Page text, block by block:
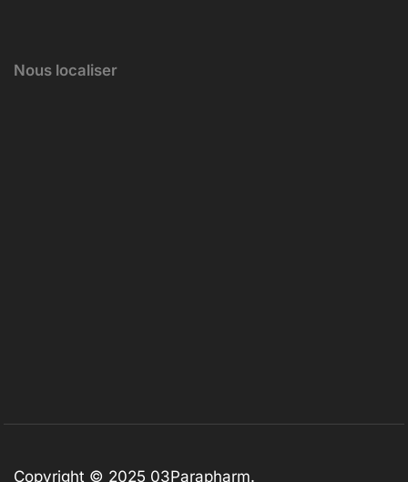
Nous localiser
Copyright © 2025 03Parapharm.